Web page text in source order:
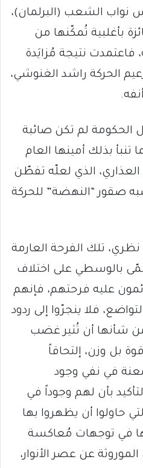
نواب الشعب (البرلمان)،
بأغلبية تُمكّنها من
فاعتمدت نتيجة مُزايَدة
الحركة راشد الغنوشي،
الحكومة لم تكن صائبة
تنبأ بذلك أمينها العام
الذي لعلّه تفطّن
صقور “النهضة” للحركة
تلك الفرحة العارمة
بالوسطي على اختلاف
عليه فرحتهم، فإنهم
فلا ينجرّوا إلى ردود
من شأنها أن تُثير غضب
بل وزن، إلتحاقاً
في نفي وجود
بأن لهم وجوداً في
حاولوا أن يظهروا بها
في توجهات مُعاكسة
عن عصر الأنوار،